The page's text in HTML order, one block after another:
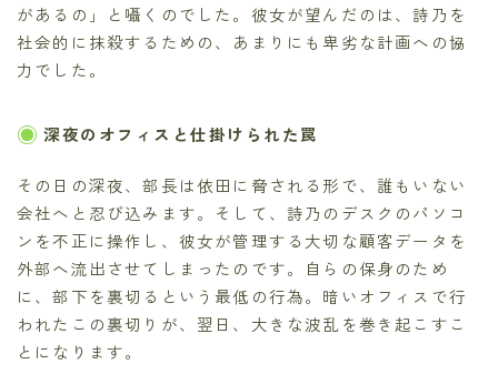
があるの」と囁くのでした。彼女が望んだのは、詩乃を
社会的に抹殺するための、あまりにも卑劣な計画への協
力でした。
深夜のオフィスと仕掛けられた罠
その日の深夜、部長は依田に脅される形で、誰もいない
会社へと忍び込みます。そして、詩乃のデスクのパソコ
ンを不正に操作し、彼女が管理する大切な顧客データを
外部へ流出させてしまったのです。自らの保身のため
に、部下を裏切るという最低の行為。暗いオフィスで行
われたこの裏切りが、翌日、大きな波乱を巻き起こすこ
とになります。